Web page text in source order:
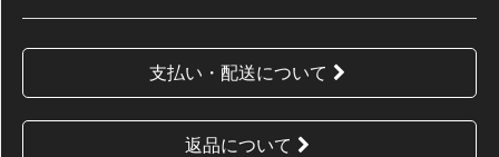
支払い・配送について
返品について